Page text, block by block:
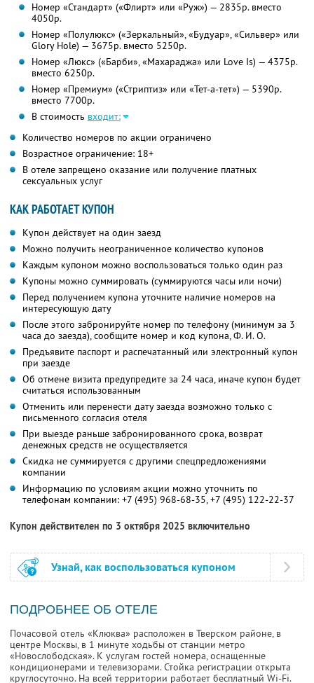
Номер «Стандарт» («Флирт» или «Руж») — 2835р. вместо
4050р.
Номер «Полулюкс» («Зеркальный», «Будуар», «Сильвер» или
Glory Hole) — 3675р. вместо 5250р.
Номер «Люкс» («Барби», «Махараджа» или Love Is) — 4375р.
вместо 6250р.
Номер «Премиум» («Стриптиз» или «Тет-а-тет») — 5390р.
вместо 7700р.
В стоимость входит:
Количество номеров по акции ограничено
Возрастное ограничение: 18+
В отеле запрещено оказание или получение платных
сексуальных услуг
КАК РАБОТАЕТ КУПОН
Купон действует на один заезд
Можно получить неограниченное количество купонов
Каждым купоном можно воспользоваться только один раз
Купоны можно суммировать (суммируются часы или ночи)
Перед получением купона уточните наличие номеров на
интересующую дату
После этого забронируйте номер по телефону (минимум за 3
часа до заезда), сообщите номер и код купона, Ф. И. О.
Предъявите паспорт и распечатанный или электронный купон
при заезде
Об отмене визита предупредите за 24 часа, иначе купон будет
считаться использованным
Отменить или перенести дату заезда возможно только с
письменного согласия отеля
При выезде раньше забронированного срока, возврат
денежных средств не осуществляется
Скидка не суммируется с другими спецпредложениями
компании
Информацию по условиям акции можно уточнить по
телефонам компании: +7 (495) 968-68-35, +7 (495) 122-22-37
Купон действителен по 3 октября 2025 включительно
Узнай, как воспользоваться купоном
ПОДРОБНЕЕ ОБ ОТЕЛЕ
Почасовой отель «Клюква» расположен в Тверском районе, в
центре Москвы, в 1 минуте ходьбы от станции метро
«Новослободская». К услугам гостей номера, оснащенные
кондиционерами и телевизорами. Стойка регистрации открыта
круглосуточно. На всей территории работает бесплатный Wi-Fi.